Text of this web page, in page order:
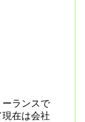
ランスで
在は会社